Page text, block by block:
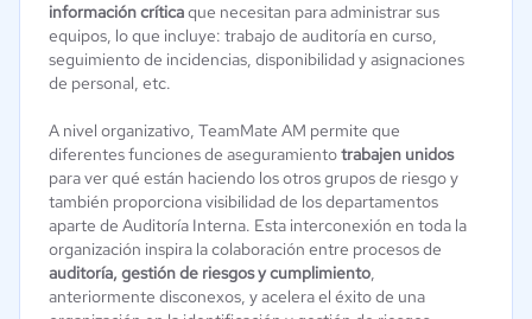
información críticaque necesitan para administrar sus
equipos, lo que incluye: trabajo de auditoría en curso,
seguimiento de incidencias, disponibilidad y asignaciones
de personal, etc.
A nivel organizativo, TeamMate AM permite que
diferentes funciones de aseguramientotrabajen unidos
para ver qué están haciendo los otros grupos de riesgo y
también proporciona visibilidad de los departamentos
aparte de Auditoría Interna. Esta interconexión en toda la
organización inspira la colaboración entre procesos de
auditoría, gestión de riesgos y cumplimiento,
anteriormente disconexos, y acelera el éxito de una